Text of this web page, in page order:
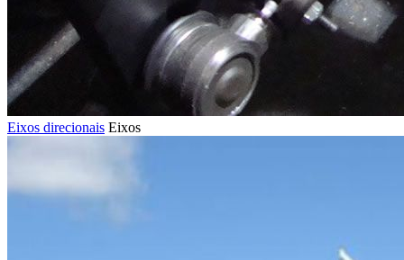
Eixos direcionais Eixos